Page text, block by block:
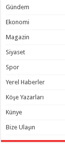
Gündem
Ekonomi
Magazin
Siyaset
Spor
Yerel Haberler
Köşe Yazarları
Künye
Bize Ulaşın